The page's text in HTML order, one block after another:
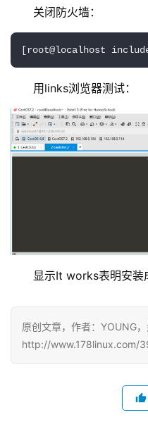
关闭防火墙：
[root@localhost
用links浏览器测试：
显示It works表明安装
原创文章，作者：YOUNG
http://www.178linux.com/